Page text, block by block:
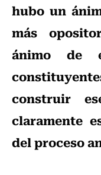
hubo un
más
ánimo de
construir
claramente
del proceso